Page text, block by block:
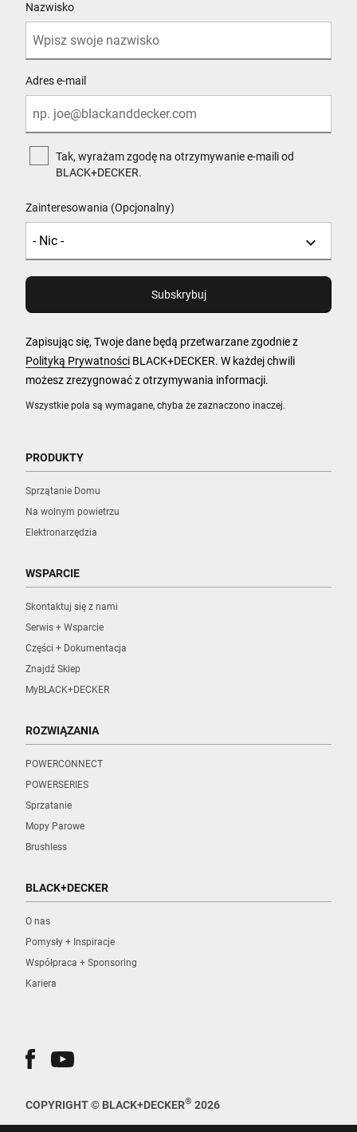
Wszystkie pola są wymagane, chyba że zaznaczono inaczej.
Nazwisko
Adres e-mail
Tak, wyrażam zgodę na otrzymywanie e-maili od
BLACK+DECKER.
Zainteresowania (Opcjonalny)
Zapisując się, Twoje dane będą przetwarzane zgodnie z
Polityką Prywatności BLACK+DECKER. W każdej chwili
możesz zrezygnować z otrzymywania informacji.
PRODUKTY
Sprzątanie Domu
Na wolnym powietrzu
Elektronarzędzia
WSPARCIE
Skontaktuj się z nami
Serwis + Wsparcie
Części + Dokumentacja
Znajdź Sklep
MyBLACK+DECKER
ROZWIĄZANIA
POWERCONNECT
POWERSERIES
Sprzatanie
Mopy Parowe
Brushless
BLACK+DECKER
O nas
Pomysły + Inspiracje
Współpraca + Sponsoring
Kariera
COPYRIGHT © BLACK+DECKER® 2026